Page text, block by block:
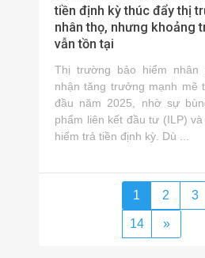
tiền định kỳ thúc đẩy thị
nhân thọ, nhưng khoảng
vẫn tồn tại
Thị trường bảo hiểm nhân
nhận tăng trưởng mạnh mẽ
đầu năm 2025, nhờ sự
phẩm liên kết đầu tư (ILP)
hiểm trả tiền định kỳ. Dù ...
1 2 3
14 »